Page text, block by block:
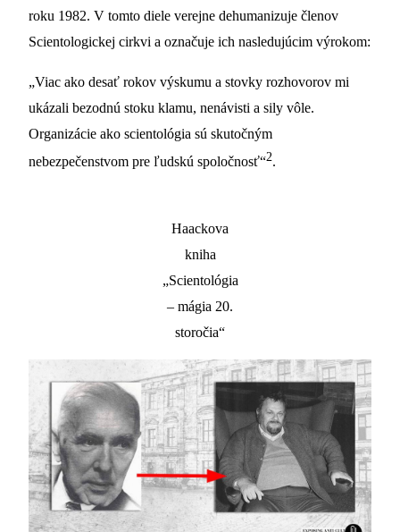
roku 1982. V tomto diele verejne dehumanizuje členov
Scientologickej cirkvi a označuje ich nasledujúcim výrokom:
„Viac ako desať rokov výskumu a stovky rozhovorov mi
ukázali bezodnú stoku klamu, nenávisti a sily vôle.
Organizácie ako scientológia sú skutočným
nebezpečenstvom pre ľudskú spoločnosť“2.
Haackova
kniha
„Scientológia
– mágia 20.
storočia“